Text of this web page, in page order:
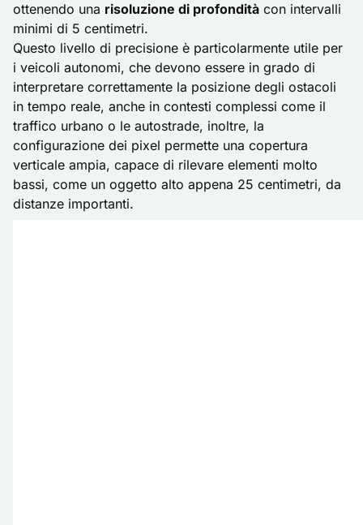
ottenendo una risoluzione di profondità con intervalli
minimi di 5 centimetri.
Questo livello di precisione è particolarmente utile per
i veicoli autonomi, che devono essere in grado di
interpretare correttamente la posizione degli ostacoli
in tempo reale, anche in contesti complessi come il
traffico urbano o le autostrade, inoltre, la
configurazione dei pixel permette una copertura
verticale ampia, capace di rilevare elementi molto
bassi, come un oggetto alto appena 25 centimetri, da
distanze importanti.